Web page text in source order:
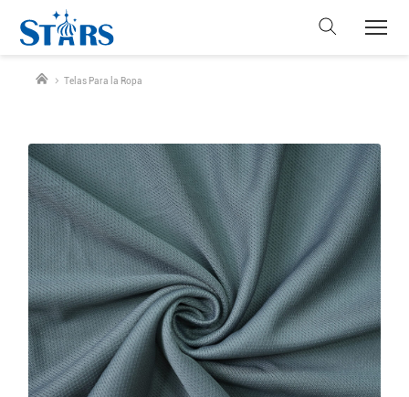
Telas Para la Ropa